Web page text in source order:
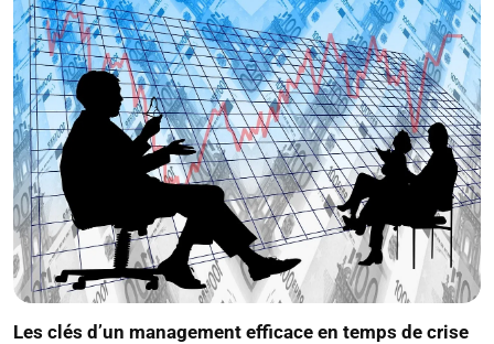
Les clés d’un management efficace en temps de crise